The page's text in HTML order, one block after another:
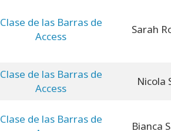
Clase de las Barras de
Access
Sarah
Clase de las Barras de
Access
Nicola
Clase de las Barras de
Bianca